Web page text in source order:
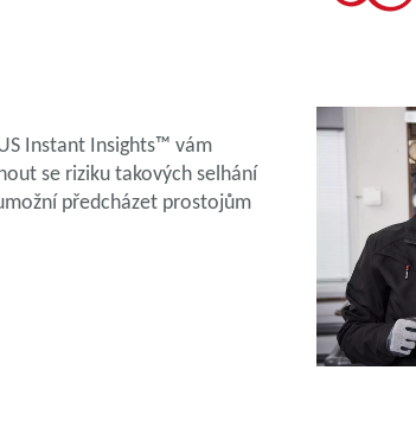
Instant Insights™ vám
se riziku takových selhání
předcházet prostojům